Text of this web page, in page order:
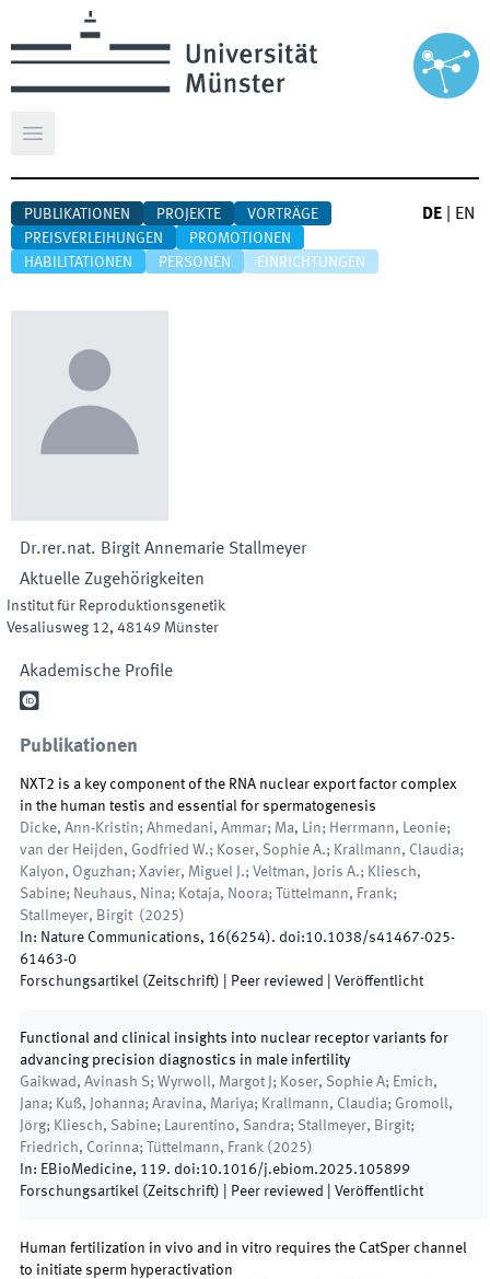
Hauptmenü öffnen
PUBLIKATIONEN PROJEKTE
VORTRÄGE
PREISVERLEIHUNGEN
PROMOTIONEN
HABILITATIONEN
PERSONEN EINRICHTUNGEN
DE EN
Dr.rer.nat. Birgit Annemarie Stallmeyer
Aktuelle Zugehörigkeiten
Institut für Reproduktionsgenetik
Vesaliusweg 12, 48149 Münster
Akademische Profile

Publikationen
NXT2 is a key component of the RNA nuclear export factor complex
in the human testis and essential for spermatogenesis
Dicke, Ann-Kristin; Ahmedani, Ammar; Ma, Lin; Herrmann, Leonie;
van der Heijden, Godfried W.; Koser, Sophie A.; Krallmann, Claudia;
Kalyon, Oguzhan; Xavier, Miguel J.; Veltman, Joris A.; Kliesch,
Sabine; Neuhaus, Nina; Kotaja, Noora; Tüttelmann, Frank;
Stallmeyer, Birgit ( 2025)
In: Nature Communications, 16(6254). doi:10.1038/s41467-025-
61463-0
Forschungsartikel (Zeitschrift) | Peer reviewed Veröffentlicht
Functional and clinical insights into nuclear receptor variants for
advancing precision diagnostics in male infertility
Gaikwad, Avinash S; Wyrwoll, Margot J; Koser, Sophie A; Emich,
Jana; Kuß, Johanna; Aravina, Mariya; Krallmann, Claudia; Gromoll,
Jörg; Kliesch, Sabine; Laurentino, Sandra; Stallmeyer, Birgit;
Friedrich, Corinna; Tüttelmann, Frank ( 2025)
In: EBioMedicine, 119. doi:10.1016/j.ebiom.2025.105899
Forschungsartikel (Zeitschrift) | Peer reviewed Veröffentlicht
Human fertilization in vivo and in vitro requires the CatSper channel
to initiate sperm hyperactivation